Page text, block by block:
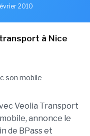
2010
à Nice
Veolia Transport
annonce le
de BPass et